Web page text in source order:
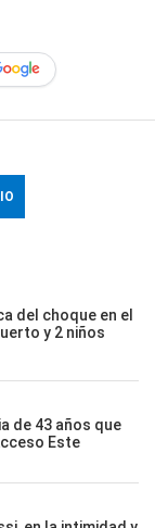
del choque en el
y 2 niños
de 43 años que
Este